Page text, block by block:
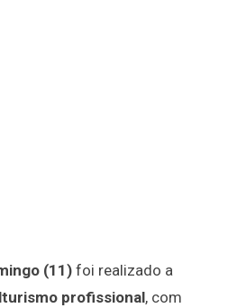
(11) foi realizado a
profissional, com